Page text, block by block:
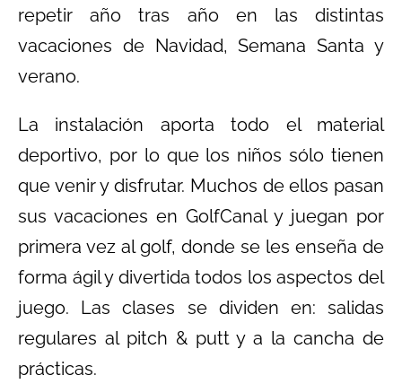
repetir año tras año en las distintas
vacaciones de Navidad, Semana Santa y
verano.
La instalación aporta todo el material
deportivo, por lo que los niños sólo tienen
que venir y disfrutar. Muchos de ellos pasan
sus vacaciones en GolfCanal y juegan por
primera vez al golf, donde se les enseña de
forma ágil y divertida todos los aspectos del
juego. Las clases se dividen en: salidas
regulares al pitch & putt y a la cancha de
prácticas.